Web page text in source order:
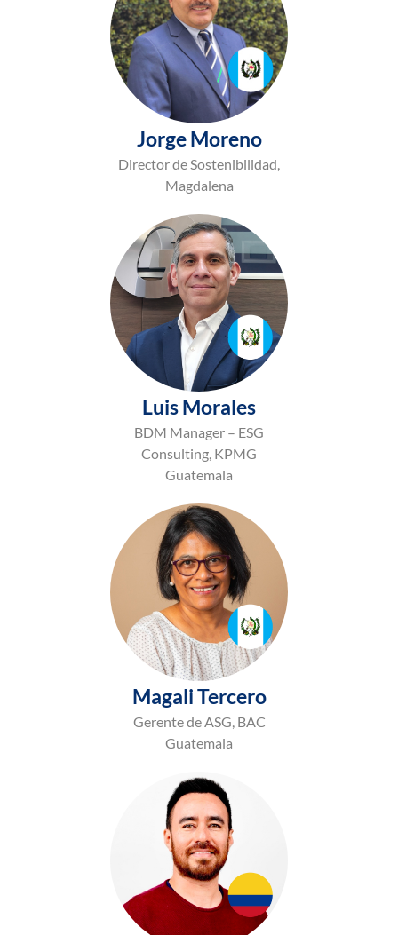
Jorge Moreno
Director de Sostenibilidad,
Magdalena
Luis Morales
BDM Manager – ESG
Consulting, KPMG
Guatemala
Magali Tercero
Gerente de ASG, BAC
Guatemala